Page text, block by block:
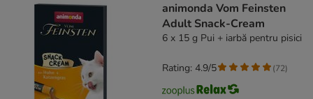
animonda Vom Feinsten
Adult Snack-Cream
6 x 15 g Pui + iarbă pentru pisici
Rating: 4.9/5 (72)